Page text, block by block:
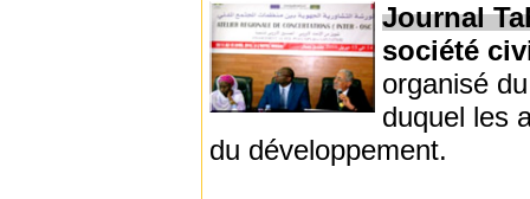
Journal
société
organisé
duquel les
du développement.